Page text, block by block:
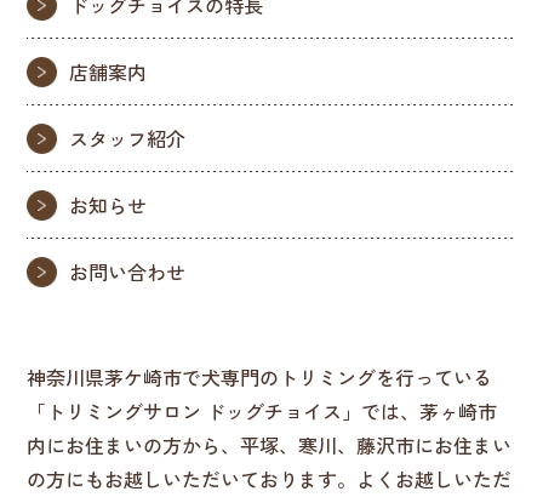
店舗案内
スタッフ紹介
お知らせ
お問い合わせ
神奈川県茅ケ崎市で犬専門のトリミングを行っている
「トリミングサロン ドッグチョイス」では、茅ヶ崎市
内にお住まいの方から、平塚、寒川、藤沢市にお住まい
の方にもお越しいただいております。よくお越しいただ